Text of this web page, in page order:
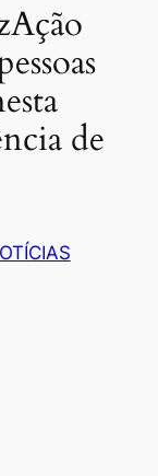
de